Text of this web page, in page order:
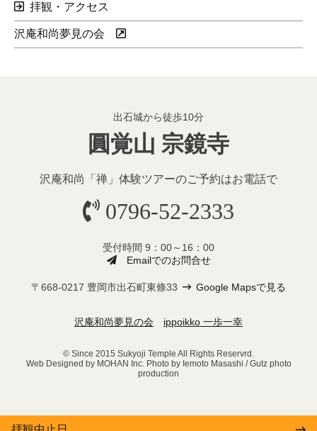
拝観・アクセス
沢庵和尚夢見の会
出石城から徒歩10分
圓覚山 宗鏡寺
沢庵和尚「禅」体験ツアーのご予約はお電話で
0796-52-2333
受付時間 9：00～16：00
Emailでのお問合せ
〒668-0217 豊岡市出石町東條33 Google Mapsで見る
沢庵和尚夢見の会 ippoikko 一歩一幸
© Since 2015 Sukyoji Temple All Rights Reservrd.
Web Designed by MOHAN Inc. Photo by Iemoto Masashi / Gutz photo
production